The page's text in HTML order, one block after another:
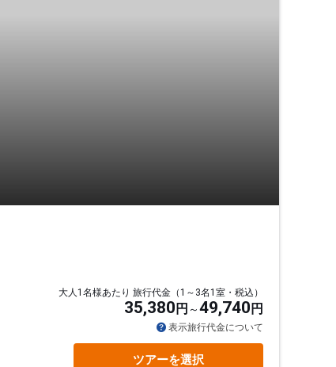
大人1名様あたり 旅行代金（1～3名1室・税込）
35,380 円 49,740 円
表示旅行代金について
ツアーを選択